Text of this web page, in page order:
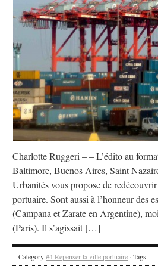
Charlotte Ruggeri – – L’édito au
Baltimore, Buenos Aires, Saint
Urbanités vous propose de
portuaire. Sont aussi à l’honneur des
(Campana et Zarate en Argentine),
(Paris). Il s’agissait […]
Category#4 Repenser la ville portuaire · Tags